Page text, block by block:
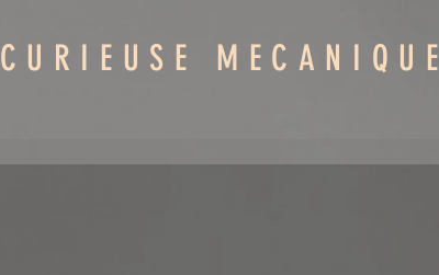
CURIEUSE MECANIQUE